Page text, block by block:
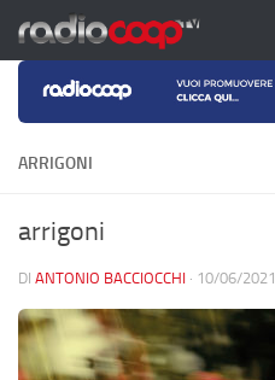
Salta al contenuto
ARRIGONI
arrigoni
DI ANTONIO BACCIOCCHI · 10/06/2021